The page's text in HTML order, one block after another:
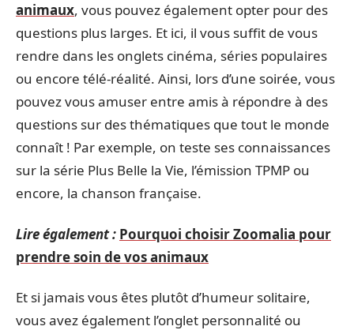
animaux, vous pouvez également opter pour des
questions plus larges. Et ici, il vous suffit de vous
rendre dans les onglets cinéma, séries populaires
ou encore télé-réalité. Ainsi, lors d’une soirée, vous
pouvez vous amuser entre amis à répondre à des
questions sur des thématiques que tout le monde
connaît ! Par exemple, on teste ses connaissances
sur la série Plus Belle la Vie, l’émission TPMP ou
encore, la chanson française.
Lire également : Pourquoi choisir Zoomalia pour
prendre soin de vos animaux
Et si jamais vous êtes plutôt d’humeur solitaire,
vous avez également l’onglet personnalité ou